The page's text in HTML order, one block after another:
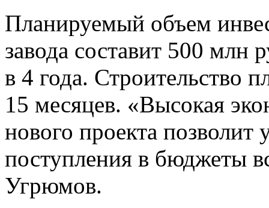
Планируемый объем
завода составит 500 млн
в 4 года. Строительство
15 месяцев. «Высокая
нового проекта позволит
поступления в бюджеты
Угрюмов.